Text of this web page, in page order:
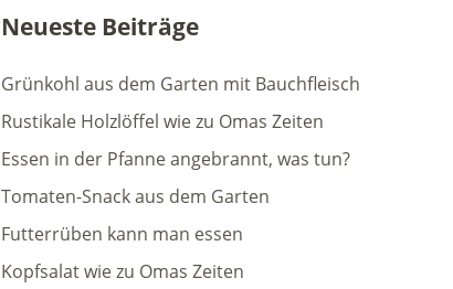
Neueste Beiträge
Grünkohl aus dem Garten mit Bauchfleisch
Rustikale Holzlöffel wie zu Omas Zeiten
Essen in der Pfanne angebrannt, was tun?
Tomaten-Snack aus dem Garten
Futterrüben kann man essen
Kopfsalat wie zu Omas Zeiten